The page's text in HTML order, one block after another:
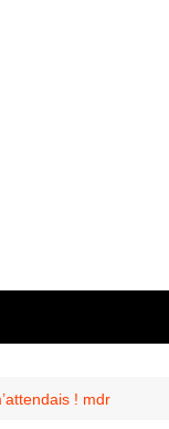
! mdr